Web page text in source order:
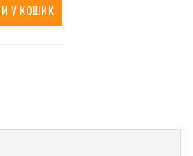
У КОШИК